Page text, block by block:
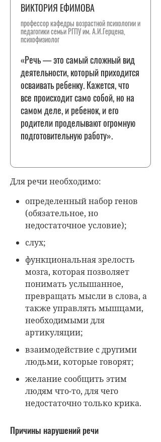
ВИКТОРИЯ ЕФИМОВА
профессор кафедры возрастной психологии и
педагогики семьи РГПУ им. А.И.Герцена,
психофизиолог
«Речь — это самый сложный вид
деятельности, который приходится
осваивать ребенку. Кажется, что
все происходит само собой, но на
самом деле, и ребенок, и его
родители проделывают огромную
подготовительную работу».
Для речи необходимо:
определенный набор генов
(обязательное, но
недостаточное условие);
слух;
функциональная зрелость
мозга, которая позволяет
понимать услышанное,
превращать мысли в слова, а
также управлять мышцами,
необходимыми для
артикуляции;
взаимодействие с другими
людьми, которые говорят;
желание сообщить этим
людям что-то, для чего
недостаточно только крика.
Причины нарушений речи